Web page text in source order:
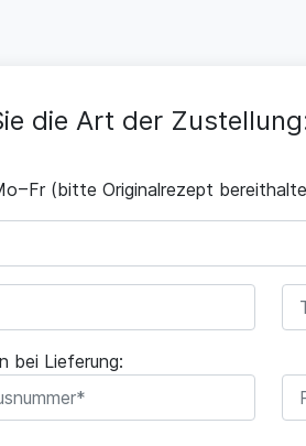
die Art der
– Fr (bitte Originalrezept
bei Lieferung: